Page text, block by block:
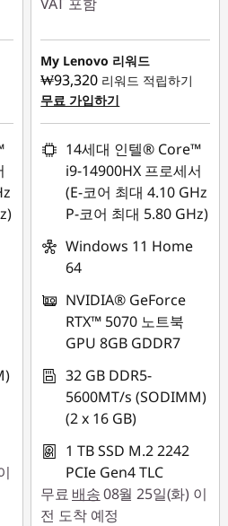
즉시 할인: :-
₩1,029,132
My Lenovo 리워드
₩93,320 리워드 적립하기
무료 가입하기
14세대 인텔® Core™
i9-14900HX 프로세서
(E-코어 최대 4.10 GHz
P-코어 최대 5.80 GHz)
Windows 11 Home
64
NVIDIA® GeForce
RTX™ 5070 노트북
GPU 8GB GDDR7
32 GB DDR5-
5600MT/s (SODIMM)
(2 x 16 GB)
1 TB SSD M.2 2242
PCIe Gen4 TLC
무료 배송08월 25일(화) 이
전 도착 예정